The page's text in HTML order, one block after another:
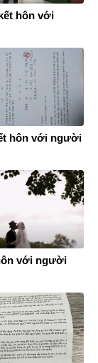
hôn với
hôn với người
với người